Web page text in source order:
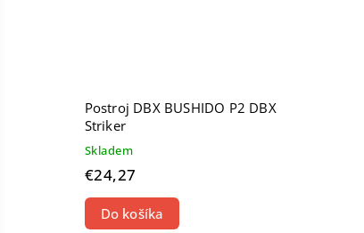
Postroj DBX BUSHIDO P2 DBX
Striker
Skladem
€24,27
Do košíka